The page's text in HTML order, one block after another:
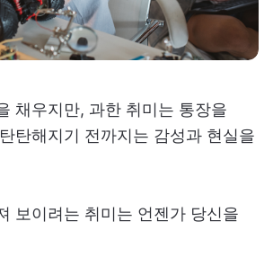
채우지만, 과한 취미는 통장을
탄해지기 전까지는 감성과 현실을
보이려는 취미는 언젠가 당신을